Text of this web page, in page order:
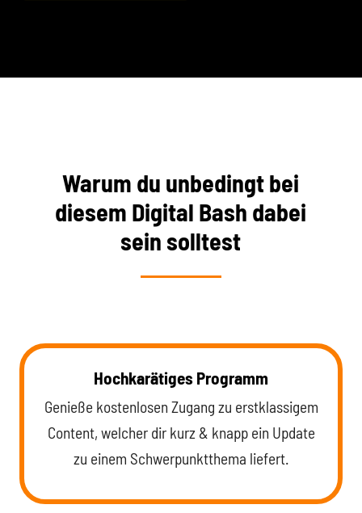
Warum du unbedingt bei
diesem Digital Bash dabei
sein solltest
Hochkarätiges Programm
Genieße kostenlosen Zugang zu erstklassigem
Content, welcher dir kurz & knapp ein Update
zu einem Schwerpunktthema liefert.